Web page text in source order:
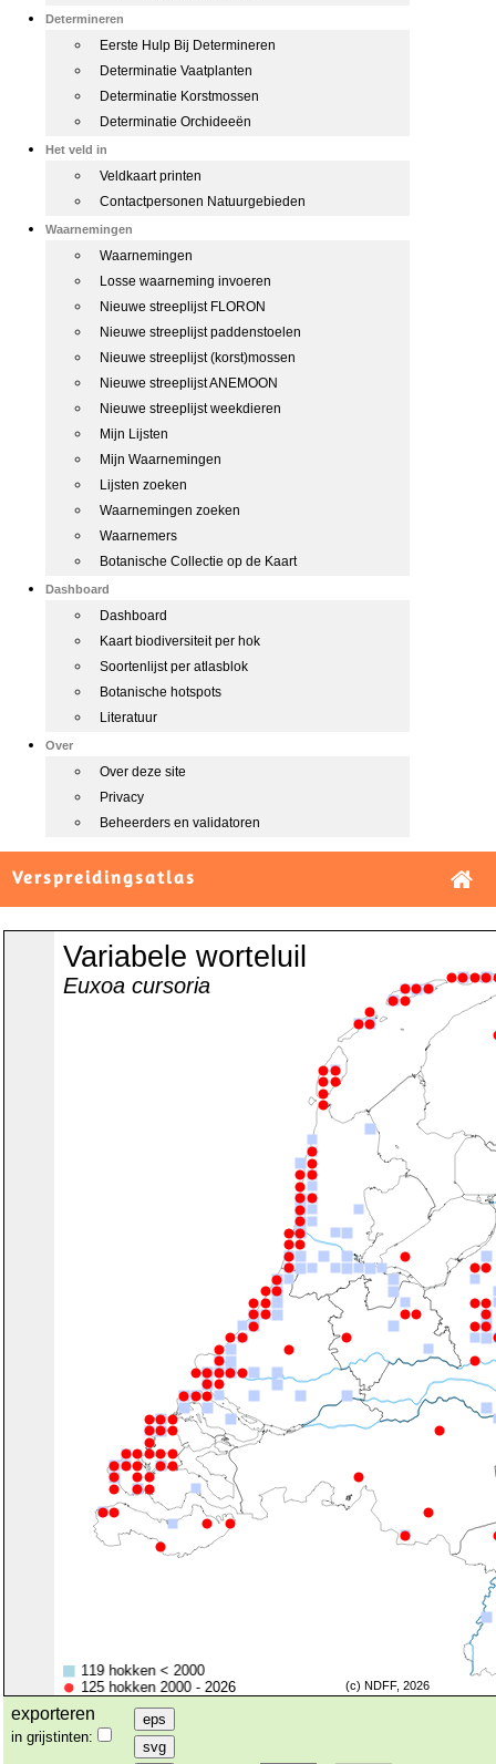
Determineren
Eerste Hulp Bij Determineren
Determinatie Vaatplanten
Determinatie Korstmossen
Determinatie Orchideeën
Het veld in
Veldkaart printen
Contactpersonen Natuurgebieden
Waarnemingen
Waarnemingen
Losse waarneming invoeren
Nieuwe streeplijst FLORON
Nieuwe streeplijst paddenstoelen
Nieuwe streeplijst (korst)mossen
Nieuwe streeplijst ANEMOON
Nieuwe streeplijst weekdieren
Mijn Lijsten
Mijn Waarnemingen
Lijsten zoeken
Waarnemingen zoeken
Waarnemers
Botanische Collectie op de Kaart
Dashboard
Dashboard
Kaart biodiversiteit per hok
Soortenlijst per atlasblok
Botanische hotspots
Literatuur
Over
Over deze site
Privacy
Beheerders en validatoren
Verspreidingsatlas